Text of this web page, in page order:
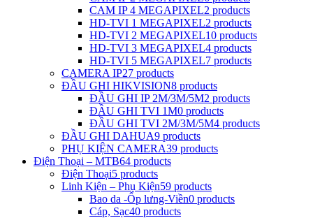
CAM IP 4 MEGAPIXEL2 products
HD-TVI 1 MEGAPIXEL2 products
HD-TVI 2 MEGAPIXEL10 products
HD-TVI 3 MEGAPIXEL4 products
HD-TVI 5 MEGAPIXEL7 products
CAMERA IP27 products
ĐẦU GHI HIKVISION8 products
ĐẦU GHI IP 2M/3M/5M2 products
ĐẦU GHI TVI 1M0 products
ĐẦU GHI TVI 2M/3M/5M4 products
ĐẦU GHI DAHUA9 products
PHỤ KIỆN CAMERA39 products
Điện Thoại – MTB64 products
Điện Thoại5 products
Linh Kiện – Phụ Kiện59 products
Bao da -Ốp lưng-Viền0 products
Cáp, Sạc40 products